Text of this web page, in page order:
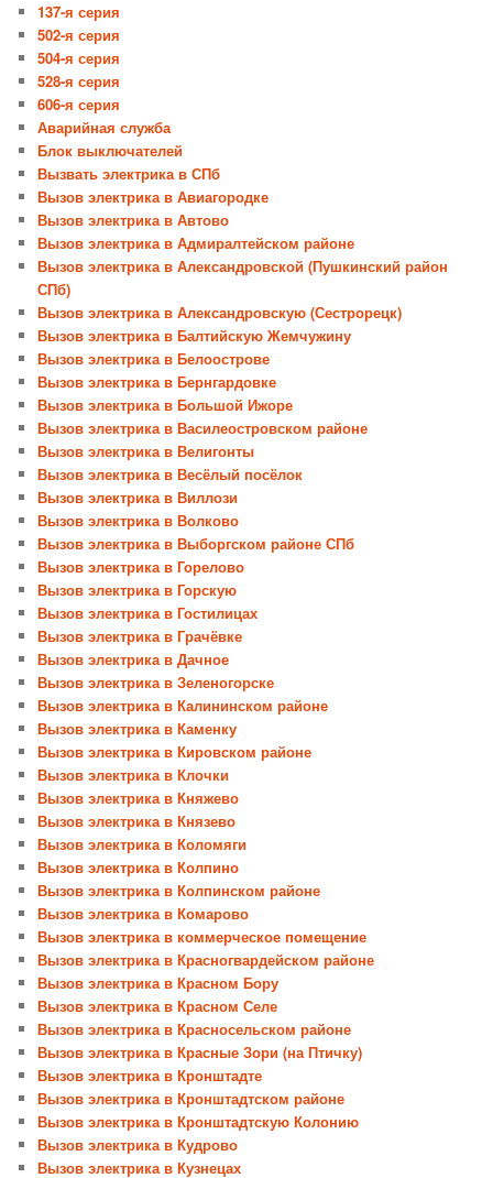
137-я серия
502-я серия
504-я серия
528-я серия
606-я серия
Аварийная служба
Блок выключателей
Вызвать электрика в СПб
Вызов электрика в Авиагородке
Вызов электрика в Автово
Вызов электрика в Адмиралтейском районе
Вызов электрика в Александровской (Пушкинский район
СПб)
Вызов электрика в Александровскую (Сестрорецк)
Вызов электрика в Балтийскую Жемчужину
Вызов электрика в Белоострове
Вызов электрика в Бернгардовке
Вызов электрика в Большой Ижоре
Вызов электрика в Василеостровском районе
Вызов электрика в Велигонты
Вызов электрика в Весёлый посёлок
Вызов электрика в Виллози
Вызов электрика в Волково
Вызов электрика в Выборгском районе СПб
Вызов электрика в Горелово
Вызов электрика в Горскую
Вызов электрика в Гостилицах
Вызов электрика в Грачёвке
Вызов электрика в Дачное
Вызов электрика в Зеленогорске
Вызов электрика в Калининском районе
Вызов электрика в Каменку
Вызов электрика в Кировском районе
Вызов электрика в Клочки
Вызов электрика в Княжево
Вызов электрика в Князево
Вызов электрика в Коломяги
Вызов электрика в Колпино
Вызов электрика в Колпинском районе
Вызов электрика в Комарово
Вызов электрика в коммерческое помещение
Вызов электрика в Красногвардейском районе
Вызов электрика в Красном Бору
Вызов электрика в Красном Селе
Вызов электрика в Красносельском районе
Вызов электрика в Красные Зори (на Птичку)
Вызов электрика в Кронштадте
Вызов электрика в Кронштадтском районе
Вызов электрика в Кронштадтскую Колонию
Вызов электрика в Кудрово
Вызов электрика в Кузнецах